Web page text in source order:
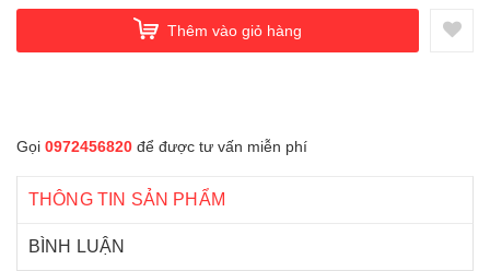
Thêm vào giỏ hàng
Gọi 0972456820 để được tư vấn miễn phí
THÔNG TIN SẢN PHẨM
BÌNH LUẬN